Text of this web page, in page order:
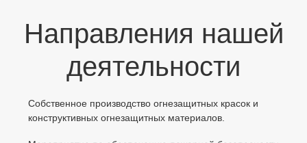
Направления нашей
деятельности
Собственное производство огнезащитных красок и
конструктивных огнезащитных материалов.